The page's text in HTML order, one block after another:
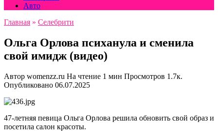
Авто
Главная » Селебрити
Ольга Орлова психанула и сменила
свой имидж (видео)
Автор womenzz.ru На чтение 1 мин Просмотров 1.7к.
Опубликовано 06.07.2025
47-летняя певица Ольга Орлова решила обновить свой образ и
посетила салон красоты.